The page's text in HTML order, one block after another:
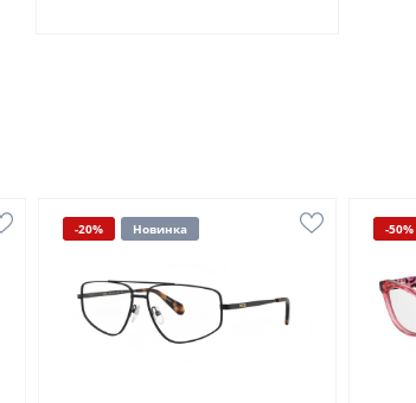
-20% Новинка -50%